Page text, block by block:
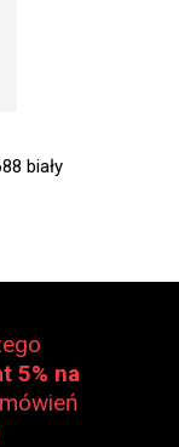
biały
5% na